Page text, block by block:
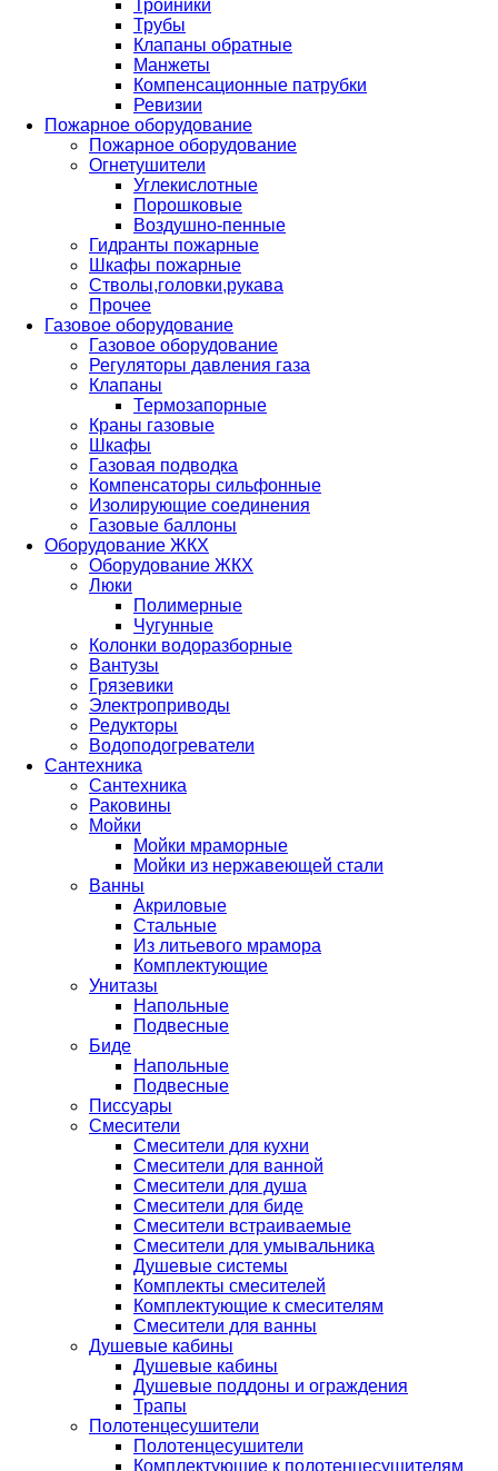
Тройники
Трубы
Клапаны обратные
Манжеты
Компенсационные патрубки
Ревизии
Пожарное оборудование
Пожарное оборудование
Огнетушители
Углекислотные
Порошковые
Воздушно-пенные
Гидранты пожарные
Шкафы пожарные
Стволы,головки,рукава
Прочее
Газовое оборудование
Газовое оборудование
Регуляторы давления газа
Клапаны
Термозапорные
Краны газовые
Шкафы
Газовая подводка
Компенсаторы сильфонные
Изолирующие соединения
Газовые баллоны
Оборудование ЖКХ
Оборудование ЖКХ
Люки
Полимерные
Чугунные
Колонки водоразборные
Вантузы
Грязевики
Электроприводы
Редукторы
Водоподогреватели
Сантехника
Сантехника
Раковины
Мойки
Мойки мраморные
Мойки из нержавеющей стали
Ванны
Акриловые
Стальные
Из литьевого мрамора
Комплектующие
Унитазы
Напольные
Подвесные
Биде
Напольные
Подвесные
Писсуары
Смесители
Смесители для кухни
Смесители для ванной
Смесители для душа
Смесители для биде
Смесители встраиваемые
Смесители для умывальника
Душевые системы
Комплекты смесителей
Комплектующие к смесителям
Смесители для ванны
Душевые кабины
Душевые кабины
Душевые поддоны и ограждения
Трапы
Полотенцесушители
Полотенцесушители
Комплектующие к полотенцесушителям